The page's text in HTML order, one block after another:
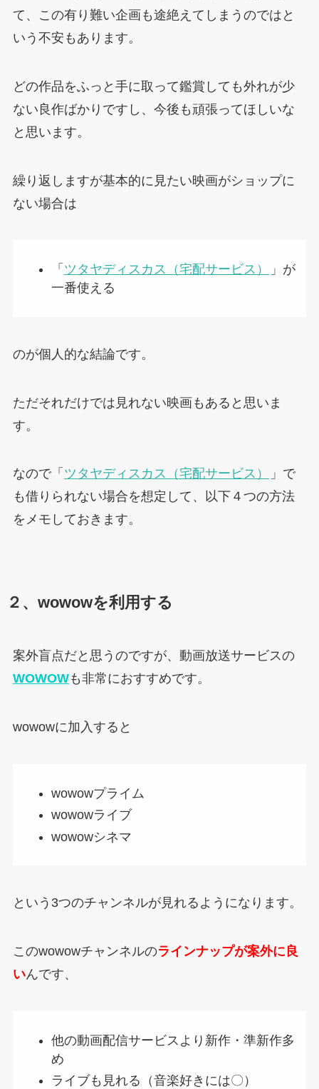
て、この有り難い企画も途絶えてしまうのではと
いう不安もあります。
どの作品をふっと手に取って鑑賞しても外れが少
ない良作ばかりですし、今後も頑張ってほしいな
と思います。
繰り返しますが基本的に見たい映画がショップに
ない場合は
「 ツタヤディスカス（宅配サービス）
」が
一番使える
のが個人的な結論です。
ただそれだけでは見れない映画もあると思いま
す。
なので「 ツタヤディスカス（宅配サービス）
」で
も借りられない場合を想定して、以下４つの方法
をメモしておきます。
２、wowowを利用する
案外盲点だと思うのですが、動画放送サービスの
WOWOWも非常におすすめです。
wowowに加入すると
wowowプライム
wowowライブ
wowowシネマ
という3つのチャンネルが見れるようになります。
このwowowチャンネルのラインナップが案外に良
いんです、
他の動画配信サービスより新作・準新作多
め
ライブも見れる（音楽好きには〇）